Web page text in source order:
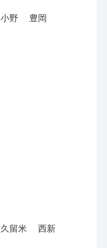
小野 豊岡
久留米 西新